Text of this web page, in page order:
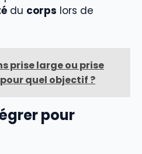
du corps lors de
prise large ou prise
quel objectif ?
pour